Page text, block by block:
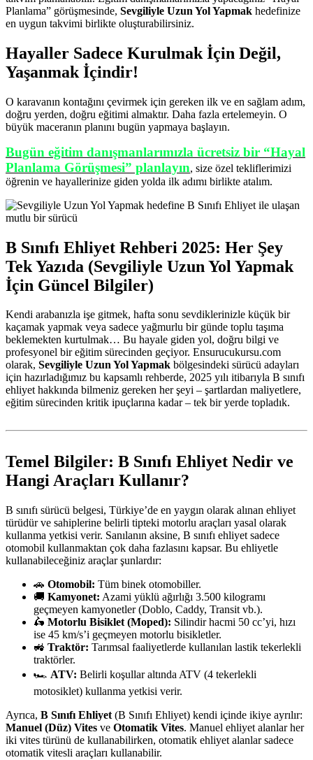
Planlama” görüşmesinde, Sevgiliyle Uzun Yol Yapmak hedefinize
en uygun takvimi birlikte oluşturabilirsiniz.
Hayaller Sadece Kurulmak İçin Değil,
Yaşanmak İçindir!
O karavanın kontağını çevirmek için gereken ilk ve en sağlam adım,
doğru yerden, doğru eğitimi almaktır. Daha fazla ertelemeyin. O
büyük maceranın planını bugün yapmaya başlayın.
Bugün eğitim danışmanlarımızla ücretsiz bir “Hayal
Planlama Görüşmesi” planlayın, size özel tekliflerimizi
öğrenin ve hayallerinize giden yolda ilk adımı birlikte atalım.
B Sınıfı Ehliyet Rehberi 2025: Her Şey
Tek Yazıda (Sevgiliyle Uzun Yol Yapmak
İçin Güncel Bilgiler)
Kendi arabanızla işe gitmek, hafta sonu sevdiklerinizle küçük bir
kaçamak yapmak veya sadece yağmurlu bir günde toplu taşıma
beklemekten kurtulmak… Bu hayale giden yol, doğru bilgi ve
profesyonel bir eğitim sürecinden geçiyor. Ensurucukursu.com
olarak, Sevgiliyle Uzun Yol Yapmak bölgesindeki sürücü adayları
için hazırladığımız bu kapsamlı rehberde, 2025 yılı itibarıyla B sınıfı
ehliyet hakkında bilmeniz gereken her şeyi – şartlardan maliyetlere,
eğitim sürecinden kritik ipuçlarına kadar – tek bir yerde topladık.
Temel Bilgiler: B Sınıfı Ehliyet Nedir ve
Hangi Araçları Kullanır?
B sınıfı sürücü belgesi, Türkiye’de en yaygın olarak alınan ehliyet
türüdür ve sahiplerine belirli tipteki motorlu araçları yasal olarak
kullanma yetkisi verir. Sanılanın aksine, B sınıfı ehliyet sadece
otomobil kullanmaktan çok daha fazlasını kapsar. Bu ehliyetle
kullanabileceğiniz araçlar şunlardır:
🚗 Otomobil: Tüm binek otomobiller.
🚚 Kamyonet: Azami yüklü ağırlığı 3.500 kilogramı
geçmeyen kamyonetler (Doblo, Caddy, Transit vb.).
🛵 Motorlu Bisiklet (Moped): Silindir hacmi 50 cc’yi, hızı
ise 45 km/s’i geçmeyen motorlu bisikletler.
🚜 Traktör: Tarımsal faaliyetlerde kullanılan lastik tekerlekli
traktörler.
🏎️ ATV: Belirli koşullar altında ATV (4 tekerlekli
motosiklet) kullanma yetkisi verir.
Ayrıca, B Sınıfı Ehliyet (B Sınıfı Ehliyet) kendi içinde ikiye ayrılır:
Manuel (Düz) Vites ve Otomatik Vites. Manuel ehliyet alanlar her
iki vites türünü de kullanabilirken, otomatik ehliyet alanlar sadece
otomatik vitesli araçları kullanabilir.